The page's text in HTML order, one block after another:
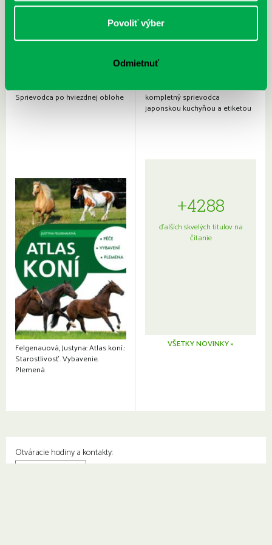
Povoliť výber
Odmietnuť
Rudź, Przemyslaw: Atlas hviezd:
Sprievodca po hviezdnej oblohe
Hardy, Paula: Japonsko na tanieri:
kompletný sprievodca
japonskou kuchyňou a etiketou
Felgenauová, Justyna: Atlas koní.:
Starostlivosť. Vybavenie.
Plemená
+4288
ďalších skvelých titulov na
čítanie
VŠETKY NOVINKY »
Otváracie hodiny a kontakty: